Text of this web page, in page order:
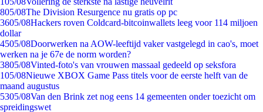
805/08The Division Resurgence nu gratis op pc
3605/08Hackers roven Coldcard-bitcoinwallets leeg voor 114 miljoen
dollar
4505/08Doorwerken na AOW-leeftijd vaker vastgelegd in cao's, moet
werken na je 67e de norm worden?
3805/08Vinted-foto's van vrouwen massaal gedeeld op seksfora
105/08Nieuwe XBOX Game Pass titels voor de eerste helft van de
maand augustus
5305/08Van den Brink zet nog eens 14 gemeenten onder toezicht om
spreidingswet